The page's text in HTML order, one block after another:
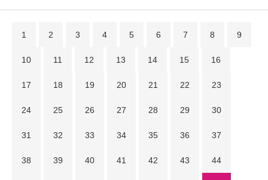
1 2 3 4 5 6 7 8 9
10 11 12 13 14 15 16
17 18 19 20 21 22 23
24 25 26 27 28 29 30
31 32 33 34 35 36 37
38 39 40 41 42 43 44